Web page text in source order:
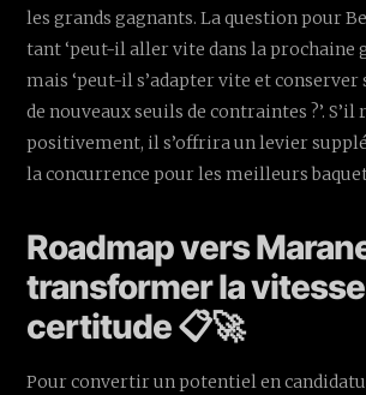
les grands gagnants. La question pour
tant ‘peut-il aller vite dans la prochaine
mais ‘peut-il s’adapter vite et conserver
de nouveaux seuils de contraintes ?’. S’il
positivement, il s’offrira un levier
la concurrence pour les meilleurs
Roadmap vers
transformer la
certitude 📋🚀
Pour convertir un potentiel en